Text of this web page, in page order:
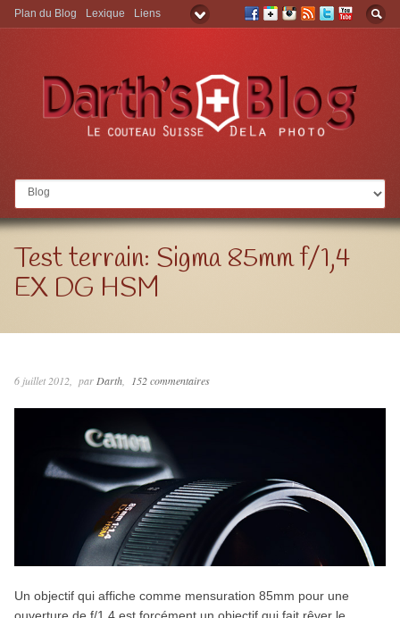
Aller à:
Plan du Blog Lexique Liens
Test terrain: Sigma 85mm f/1,4
EX DG HSM
6 juillet 2012 parDarth 152 commentaires
Un objectif qui affiche comme mensuration 85mm pour une